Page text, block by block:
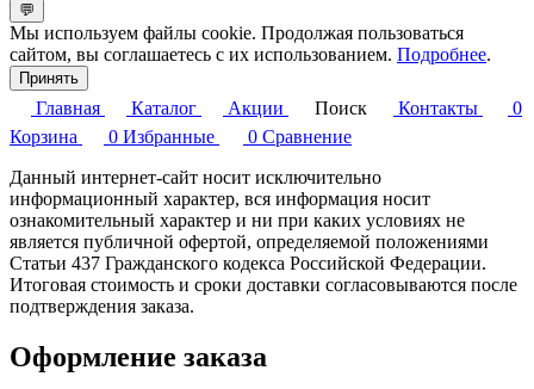
💬
Мы используем файлы cookie. Продолжая пользоваться
сайтом, вы соглашаетесь с их использованием. Подробнее.
Принять
Главная Каталог Акции Поиск Контакты
0
Корзина
0 Избранные 0 Сравнение
Данный интернет-сайт носит исключительно
информационный характер, вся информация носит
ознакомительный характер и ни при каких условиях не
является публичной офертой, определяемой положениями
Статьи 437 Гражданского кодекса Российской Федерации.
Итоговая стоимость и сроки доставки согласовываются после
подтверждения заказа.
Оформление заказа